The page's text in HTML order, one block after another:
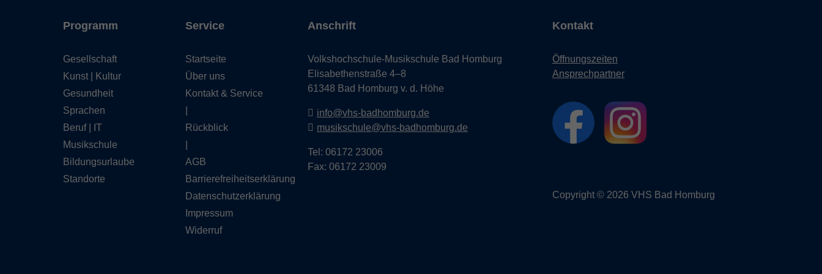
Programm
Gesellschaft
Kunst | Kultur
Gesundheit
Sprachen
Beruf | IT
Musikschule
Bildungsurlaube
Standorte
Service
Startseite
Über uns
Kontakt & Service
Rückblick
AGB
Barrierefreiheitserklärung
Datenschutzerklärung
Impressum
Widerruf
Anschrift
Volkshochschule-Musikschule Bad Homburg
Elisabethenstraße 4–8
61348 Bad Homburg v. d. Höhe
info@vhs-badhomburg.de
musikschule@vhs-badhomburg.de
Tel: 06172 23006
Fax: 06172 23009
Kontakt
Öffnungszeiten
Ansprechpartner
Copyright © 2026 VHS Bad Homburg